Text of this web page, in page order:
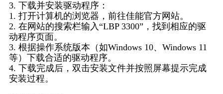
3. 下载并安装驱动程序：
1. 打开计算机的浏览器，前往佳能官方网站。
2. 在网站的搜索栏输入“LBP 3300”，找到相应的驱
动程序页面。
3. 根据操作系统版本（如Windows 10、Windows 11
等）下载合适的驱动程序。
4. 下载完成后，双击安装文件并按照屏幕提示完成
安装过程。